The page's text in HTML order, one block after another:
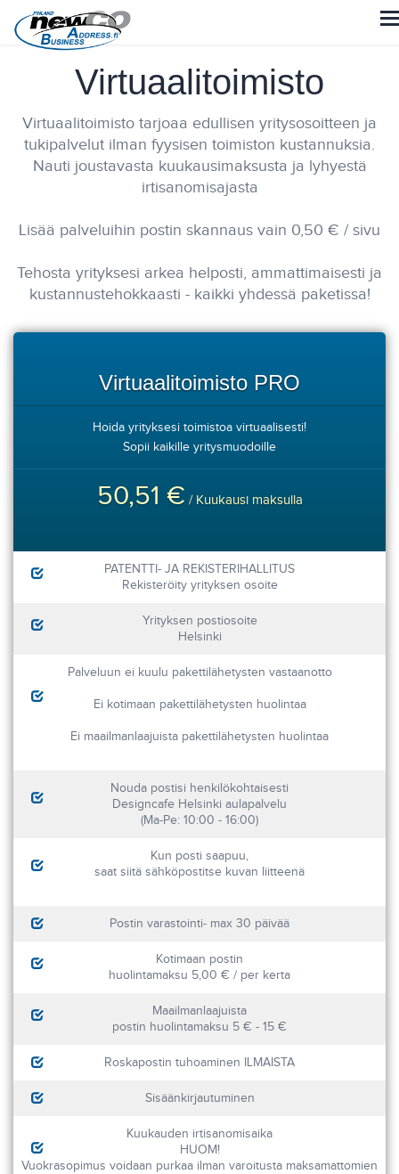
Virtuaalitoimisto
Virtuaalitoimisto tarjoaa edullisen yritysosoitteen ja
tukipalvelut ilman fyysisen toimiston kustannuksia.
Nauti joustavasta kuukausimaksusta ja lyhyestä
irtisanomisajasta
Lisää palveluihin postin skannaus vain 0,50 € / sivu
Tehosta yrityksesi arkea helposti, ammattimaisesti ja
kustannustehokkaasti - kaikki yhdessä paketissa!
Virtuaalitoimisto PRO
Hoida yrityksesi toimistoa virtuaalisesti!
Sopii kaikille yritysmuodoille
50,51 € / Kuukausi maksulla
PATENTTI- JA REKISTERIHALLITUS
Rekisteröity yrityksen osoite
Yrityksen postiosoite
Helsinki
Palveluun ei kuulu pakettilähetysten vastaanotto
Ei kotimaan pakettilähetysten huolintaa
Ei maailmanlaajuista pakettilähetysten huolintaa
Nouda postisi henkilökohtaisesti
Designcafe Helsinki aulapalvelu
(Ma-Pe: 10:00 - 16:00)
Kun posti saapuu,
saat siitä sähköpostitse kuvan liitteenä
Postin varastointi- max 30 päivää
Kotimaan postin
huolintamaksu 5,00 € / per kerta
Maailmanlaajuista
postin huolintamaksu 5 € - 15 €
Roskapostin tuhoaminen ILMAISTA
Sisäänkirjautuminen
Kuukauden irtisanomisaika
HUOM!
Vuokrasopimus voidaan purkaa ilman varoitusta maksamattomien